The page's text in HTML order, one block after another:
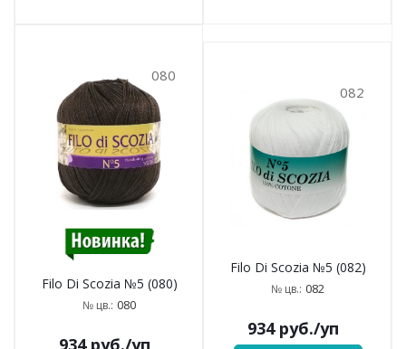
080
Filo Di Scozia №5 (080)
№ цв.: 080
934руб./уп
082
Filo Di Scozia №5 (082)
№ цв.: 082
934руб./уп